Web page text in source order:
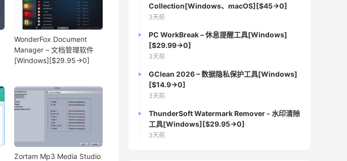
WonderFox Document
Manager – 文档管理软件
[Windows][$29.95→0]
Zortam Mp3 Media Studio
Collection[Windows、macOS][$45→0]
3天前
PC WorkBreak – 休息提醒工具[Windows]
[$29.99→0]
3天前
GClean 2026 – 数据隐私保护工具[Windows]
[$14.9→0]
3天前
ThunderSoft Watermark Remover - 水印清除
工具[Windows][$29.95→0]
3天前